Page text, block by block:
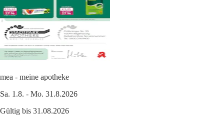
mea - meine apotheke
Sa. 1.8. - Mo. 31.8.2026
Gültig bis 31.08.2026